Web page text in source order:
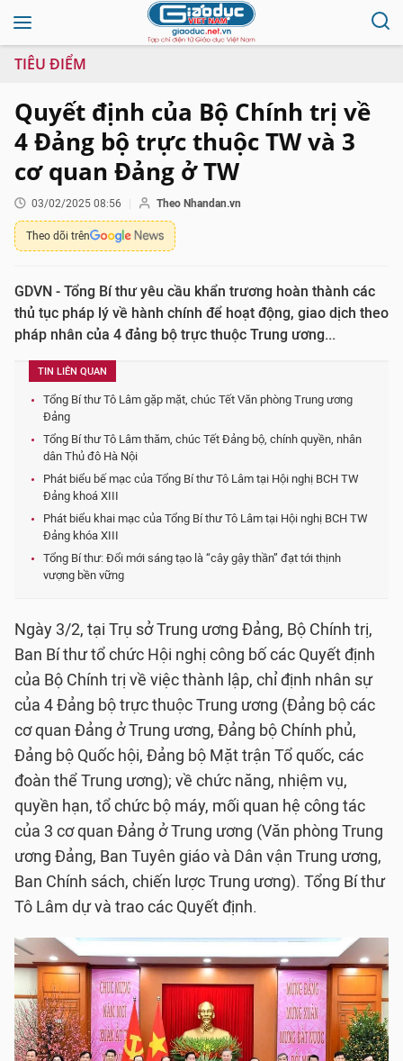
TIÊU ĐIỂM
Quyết định của Bộ Chính trị về
4 Đảng bộ trực thuộc TW và 3
cơ quan Đảng ở TW
03/02/2025 08:56 Theo Nhandan.vn
Theo dõi trên
GDVN - Tổng Bí thư yêu cầu khẩn trương hoàn thành các
thủ tục pháp lý về hành chính để hoạt động, giao dịch theo
pháp nhân của 4 đảng bộ trực thuộc Trung ương...
TIN LIÊN QUAN
Tổng Bí thư Tô Lâm gặp mặt, chúc Tết Văn phòng Trung ương
Đảng
Tổng Bí thư Tô Lâm thăm, chúc Tết Đảng bộ, chính quyền, nhân
dân Thủ đô Hà Nội
Phát biểu bế mạc của Tổng Bí thư Tô Lâm tại Hội nghị BCH TW
Đảng khoá XIII
Phát biểu khai mạc của Tổng Bí thư Tô Lâm tại Hội nghị BCH TW
Đảng khóa XIII
Tổng Bí thư: Đổi mới sáng tạo là “cây gậy thần” đạt tới thịnh
vượng bền vững
Ngày 3/2, tại Trụ sở Trung ương Đảng, Bộ Chính trị,
Ban Bí thư tổ chức Hội nghị công bố các Quyết định
của Bộ Chính trị về việc thành lập, chỉ định nhân sự
của 4 Đảng bộ trực thuộc Trung ương (Đảng bộ các
cơ quan Đảng ở Trung ương, Đảng bộ Chính phủ,
Đảng bộ Quốc hội, Đảng bộ Mặt trận Tổ quốc, các
đoàn thể Trung ương); về chức năng, nhiệm vụ,
quyền hạn, tổ chức bộ máy, mối quan hệ công tác
của 3 cơ quan Đảng ở Trung ương (Văn phòng Trung
ương Đảng, Ban Tuyên giáo và Dân vận Trung ương,
Ban Chính sách, chiến lược Trung ương). Tổng Bí thư
Tô Lâm dự và trao các Quyết định.